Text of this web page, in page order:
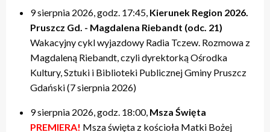
9 sierpnia 2026, godz. 17:45, Kierunek Region 2026.
Pruszcz Gd. - Magdalena Riebandt (odc. 21)
Wakacyjny cykl wyjazdowy Radia Tczew. Rozmowa z
Magdaleną Riebandt, czyli dyrektorką Ośrodka
Kultury, Sztuki i Biblioteki Publicznej Gminy Pruszcz
Gdański (7 sierpnia 2026)
9 sierpnia 2026, godz. 18:00, Msza Święta
PREMIERA! Msza święta z kościoła Matki Bożej